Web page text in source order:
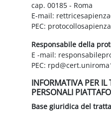
cap. 00185 - Roma
E-mail:
PEC:
Responsabile della
E -mail:
PEC:
INFORMATIVA PER
PERSONALI
Base giuridica del